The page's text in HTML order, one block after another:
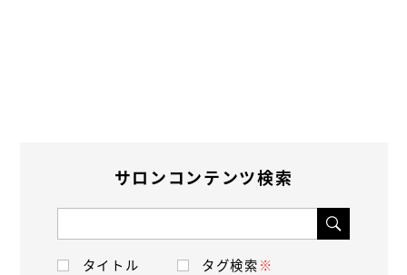
サロンコンテンツ検索
タイトル タグ検索※